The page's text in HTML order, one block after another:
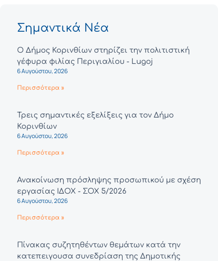
Σημαντικά Νέα
Ο Δήμος Κορινθίων στηρίζει την πολιτιστική
γέφυρα φιλίας Περιγιαλίου - Lugoj
6 Αυγούστου, 2026
Περισσότερα »
Τρεις σημαντικές εξελίξεις για τον Δήμο
Κορινθίων
6 Αυγούστου, 2026
Περισσότερα »
Ανακοίνωση πρόσληψης προσωπικού με σχέση
εργασίας ΙΔΟΧ - ΣΟΧ 5/2026
6 Αυγούστου, 2026
Περισσότερα »
Πίνακας συζητηθέντων θεμάτων κατά την
κατεπειγουσα συνεδρίαση της Δημοτικής